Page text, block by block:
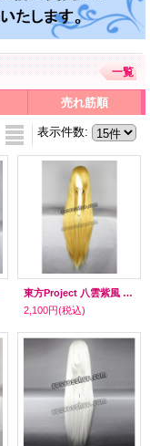
一覧
売れ筋順
表示件数:
東方Project 八雲紫風 ちぃ風 コスプレウィッグ
2,100円(税込)